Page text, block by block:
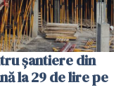
șantiere din
la 29 de lire pe